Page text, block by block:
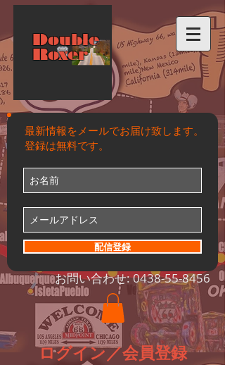
Double
Roxer
お問い合わせ:0438-55-8456
最新情報をメールでお届け致します。
登録は無料です。
配信登録
ログイン／会員登録